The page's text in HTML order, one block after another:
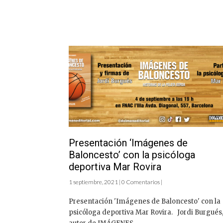
Presentación ‘Imágenes de
Baloncesto’ con la psicóloga
deportiva Mar Rovira
1 septiembre, 2021 | 0 Comentarios |
Presentación 'Imágenes de Baloncesto' con la
psicóloga deportiva Mar Rovira. Jordi Burgués,